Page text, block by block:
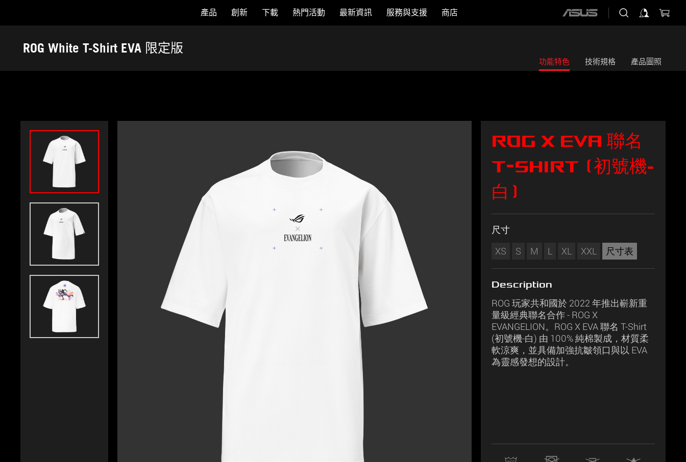
Accessibility links
產品 創新 下載 熱門活動 最新資訊 服務與支援 商店
ASUS
home
ROG White T-Shirt EVA 限定版
功能特色 技術規格 產品圖照
ROG X EVA 聯名
T-Shirt (初號機-
白 )
尺寸
XS S M L XL XXL 尺寸表
Description
ROG 玩家共和國於 2022 年推出嶄新重
量級經典聯名合作 - ROG X
EVANGELION。ROG X EVA 聯名 T-Shirt
(初號機-白) 由 100% 純棉製成，材質柔
軟涼爽，並具備加強抗皺領口與以 EVA
為靈感發想的設計。